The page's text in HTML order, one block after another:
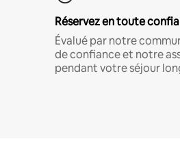
Réservez en toute
Évalué par notre
de confiance et notre
pendant votre séjour